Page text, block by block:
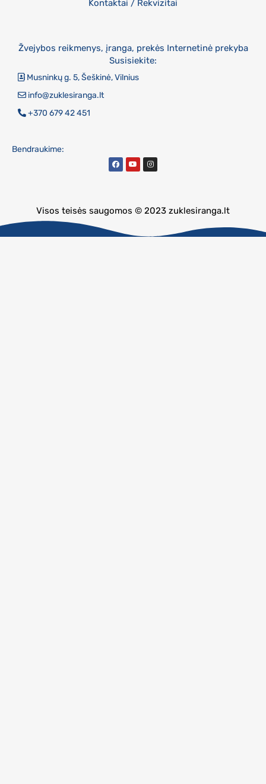
Kontaktai / Rekvizitai
Žvejybos reikmenys, įranga, prekės Internetinė prekyba
Susisiekite:
Musninkų g. 5, Šeškinė, Vilnius
info@zuklesiranga.lt
+370 679 42 451
Bendraukime:
Visos teisės saugomos © 2023 zuklesiranga.lt